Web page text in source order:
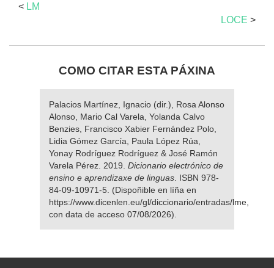
< LM
LOCE >
COMO CITAR ESTA PÁXINA
Palacios Martínez, Ignacio (dir.), Rosa Alonso
Alonso, Mario Cal Varela, Yolanda Calvo
Benzies, Francisco Xabier Fernández Polo,
Lidia Gómez García, Paula López Rúa,
Yonay Rodríguez Rodríguez & José Ramón
Varela Pérez. 2019. Dicionario electrónico de
ensino e aprendizaxe de linguas . ISBN 978-
84-09-10971-5. (Dispoñible en líña en
https://www.dicenlen.eu/gl/diccionario/entradas/lme,
con data de acceso 07/08/2026).